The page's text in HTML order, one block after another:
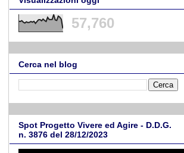
57,760
Cerca nel blog
Spot Progetto Vivere ed Agire - D.D.G.
n. 3876 del 28/12/2023